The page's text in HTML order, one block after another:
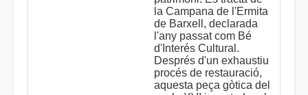
la Campana de l'Ermita
de Barxell, declarada
l'any passat com Bé
d'Interés Cultural.
Després d'un exhaustiu
procés de restauració,
aquesta peça gòtica del